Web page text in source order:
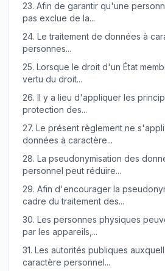
23. Afin de garantir qu'une
pas exclue de la...
24. Le traitement de données à
personnes...
25. Lorsque le droit d'un État
vertu du droit...
26. Il y a lieu d'appliquer les
protection des...
27. Le présent règlement ne
données à caractère...
28. La pseudonymisation des
personnel peut réduire...
29. Afin d'encourager la
cadre du traitement des...
30. Les personnes physiques
par les appareils,...
31. Les autorités publiques
caractère personnel...